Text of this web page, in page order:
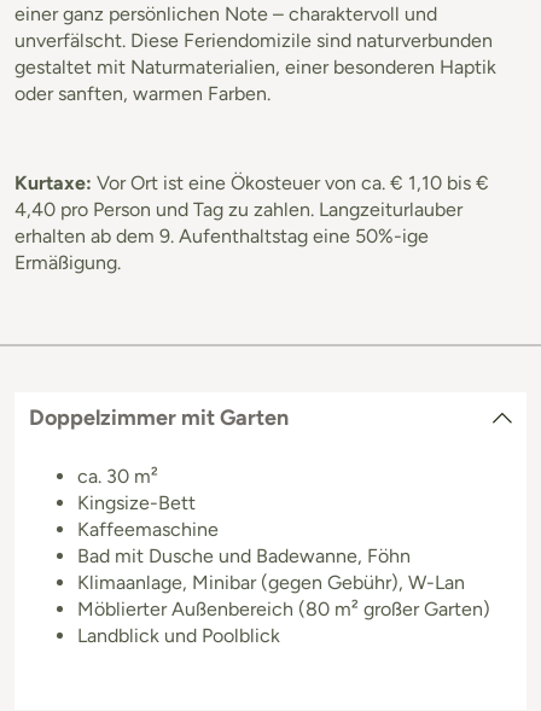
einer ganz persönlichen Note – charaktervoll und
unverfälscht. Diese Feriendomizile sind naturverbunden
gestaltet mit Naturmaterialien, einer besonderen Haptik
oder sanften, warmen Farben.
Kurtaxe: Vor Ort ist eine Ökosteuer von ca. € 1,10 bis €
4,40 pro Person und Tag zu zahlen. Langzeiturlauber
erhalten ab dem 9. Aufenthaltstag eine 50%-ige
Ermäßigung.
Doppelzimmer mit Garten
ca. 30 m²
Kingsize-Bett
Kaffeemaschine
Bad mit Dusche und Badewanne, Föhn
Klimaanlage, Minibar (gegen Gebühr), W-Lan
Möblierter Außenbereich (80 m² großer Garten)
Landblick und Poolblick